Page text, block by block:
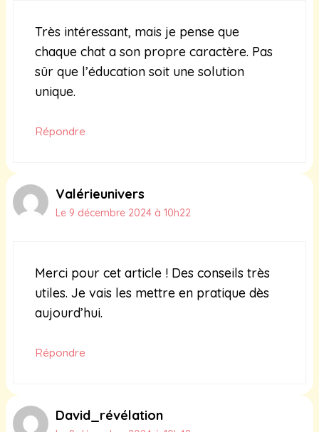
Très intéressant, mais je pense que
chaque chat a son propre caractère. Pas
sûr que l’éducation soit une solution
unique.
Répondre
Valérieunivers
Le 9 décembre 2024 à 10h22
Merci pour cet article ! Des conseils très
utiles. Je vais les mettre en pratique dès
aujourd’hui.
Répondre
David_révélation